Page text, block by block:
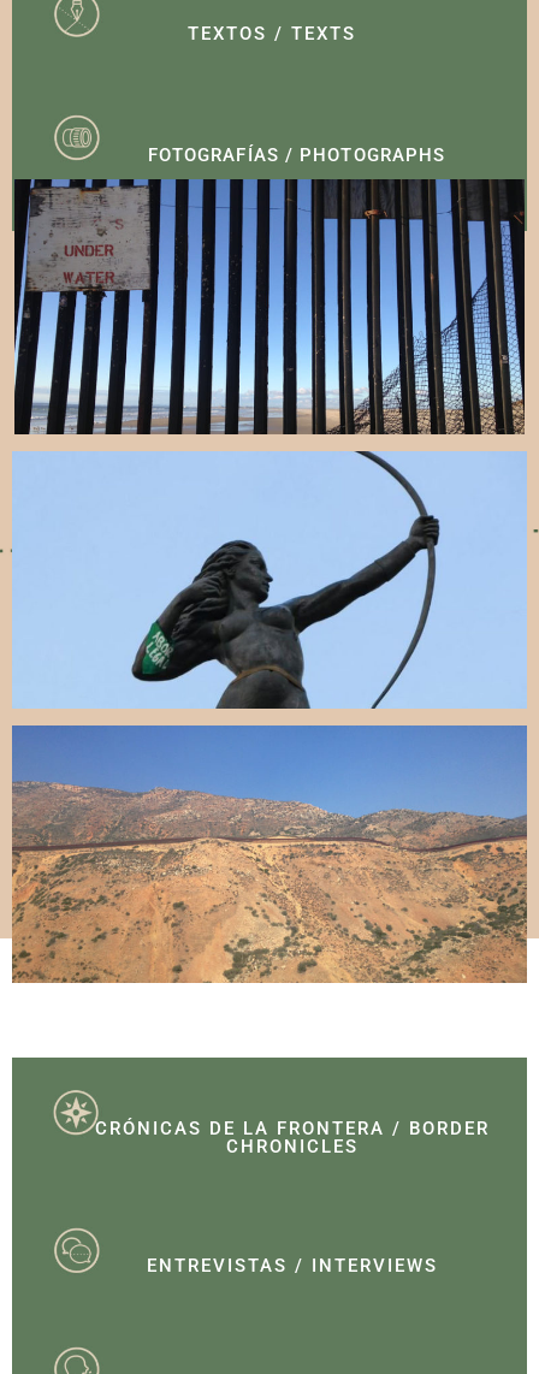
TEXTOS / TEXTS
FOTOGRAFÍAS / PHOTOGRAPHS
CRÓNICAS DE LA FRONTERA / BORDER
CHRONICLES
ENTREVISTAS / INTERVIEWS